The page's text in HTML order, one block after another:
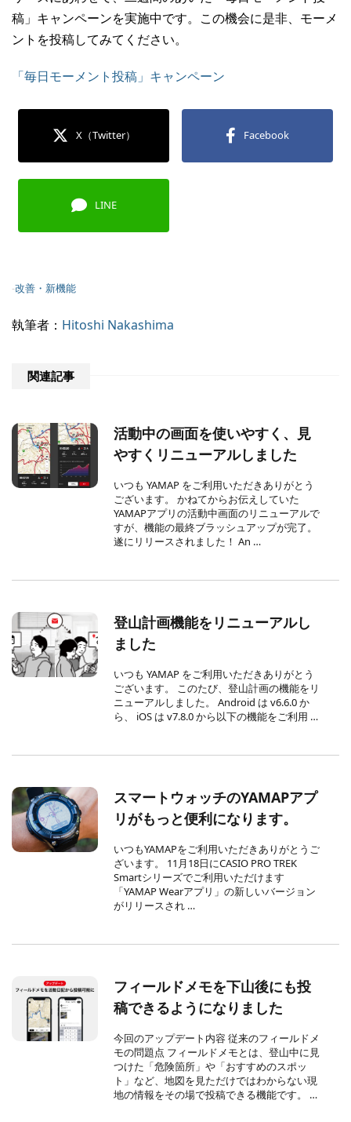
稿」キャンペーンを実施中です。この機会に是非、モーメ
ントを投稿してみてください。
「毎日モーメント投稿」キャンペーン
X（Twitter） Facebook
LINE
-改善・新機能
執筆者： Hitoshi Nakashima
関連記事
活動中の画面を使いやすく、見
やすくリニューアルしました
いつも YAMAP をご利用いただきありがとう
ございます。 かねてからお伝えしていた
YAMAPアプリの活動中画面のリニューアルで
すが、機能の最終ブラッシュアップが完了。
遂にリリースされました！ An …
登山計画機能をリニューアルし
ました
いつも YAMAP をご利用いただきありがとう
ございます。 このたび、登山計画の機能をリ
ニューアルしました。 Android は v6.6.0 か
ら、 iOS は v7.8.0 から以下の機能をご利用 …
スマートウォッチのYAMAPアプ
リがもっと便利になります。
いつもYAMAPをご利用いただきありがとうご
ざいます。 11月18日にCASIO PRO TREK
Smartシリーズでご利用いただけます
「YAMAP Wearアプリ」の新しいバージョン
がリリースされ …
フィールドメモを下山後にも投
稿できるようになりました
今回のアップデート内容 従来のフィールドメ
モの問題点 フィールドメモとは、登山中に見
つけた「危険箇所」や「おすすめのスポッ
ト」など、地図を見ただけではわからない現
地の情報をその場で投稿できる機能です。 …